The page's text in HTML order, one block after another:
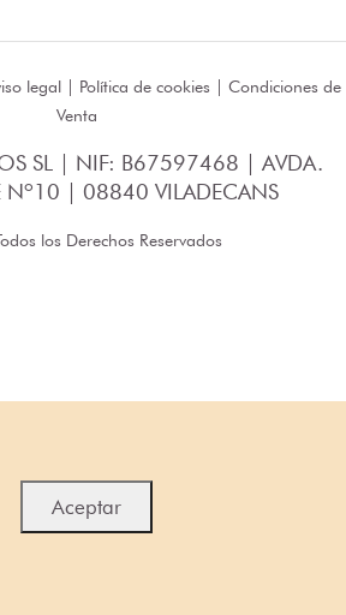
legal| Política de cookies | Condiciones de
Venta
SL | NIF: B67597468 | AVDA.
Nº10 | 08840 VILADECANS
los Derechos Reservados
Aceptar